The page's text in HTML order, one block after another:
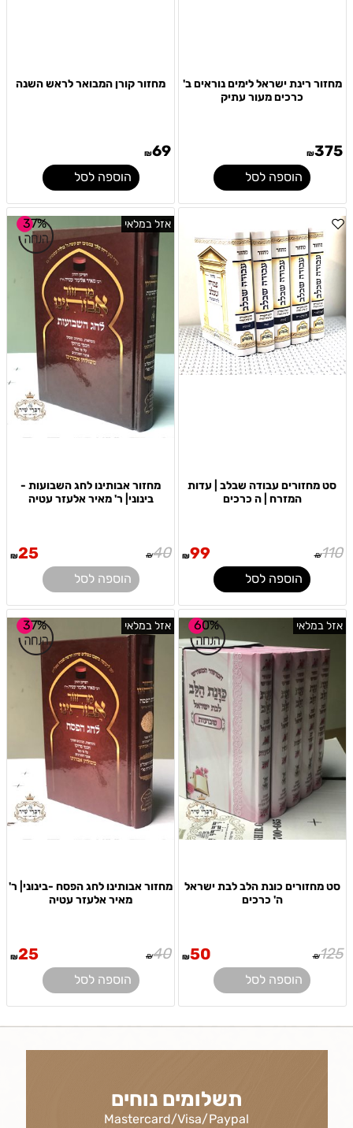
מחזור רינת ישראל לימים נוראים ב'
כרכים מעור עתיק
₪375
הוספה לסל
מחזור קורן המבואר לראש השנה
₪69
הוספה לסל
סט מחזורים עבודה שבלב | עדות
המזרח | ה כרכים
₪110
₪99
הוספה לסל
37% אזל במלאי
מחזור אבותינו לחג השבועות -
בינוני| ר' מאיר אלעזר עטיה
₪40
₪25
הוספה לסל
60% אזל במלאי
סט מחזורים כונת הלב לבת ישראל
ה' כרכים
₪125
₪50
הוספה לסל
37% אזל במלאי
מחזור אבותינו לחג הפסח -בינוני| ר'
מאיר אלעזר עטיה
₪40
₪25
הוספה לסל
תשלומים נוחים
Mastercard/Visa/Paypal